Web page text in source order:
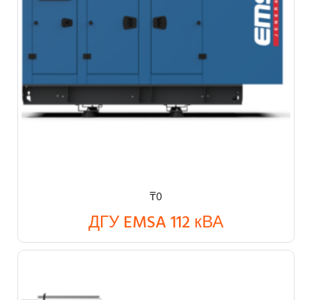
₸0
ДГУ EMSA 112 кВА